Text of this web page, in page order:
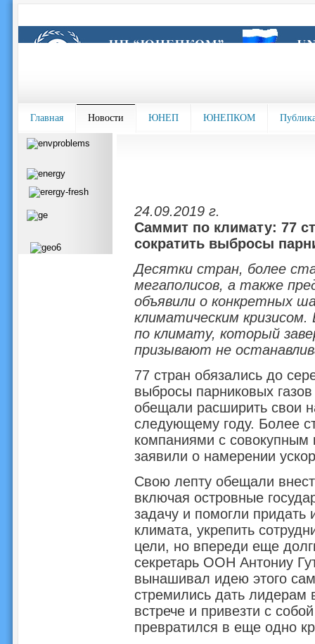
Главная Новости ЮНЕП ЮНЕПКОМ
24.09.2019 г.
Саммит по климату: 77
сократить выбросы
Десятки стран, более ста
мегаполисов, а также
объявили о конкретных
климатическим
по климату, который
призывают не
77 стран обязались до
выбросы парниковых
обещали расширить свои
следующему году. Более
компаниями с
заявили о намерении
Свою лепту обещали
включая островные
задачу и помогли
климата, укрепить
цели, но впереди еще
секретарь ООН Антониу
вынашивал идею этого
стремились дать лидерам
встрече и привезти с
превратился в еще одно